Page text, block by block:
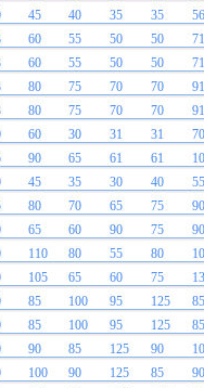
45 40 35 35 56
60 55 50 50 71
60 55 50 50 71
80 75 70 70 91
80 75 70 70 91
60 30 31 31 70
90 65 61 61
45 35 30 40 55
80 70 65 75 90
65 60 90 75 90
110 80 55 80
105 65 60 75
85 100 95 125 85
85 100 95 125 85
90 85 125 90
100 90 125 85 90